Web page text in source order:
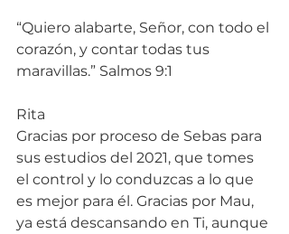
“Quiero alabarte, Señor, con todo el
corazón, y contar todas tus
maravillas.” Salmos 9:1
Rita
Gracias por proceso de Sebas para
sus estudios del 2021, que tomes
el control y lo conduzcas a lo que
es mejor para él. Gracias por Mau,
ya está descansando en Ti, aunque